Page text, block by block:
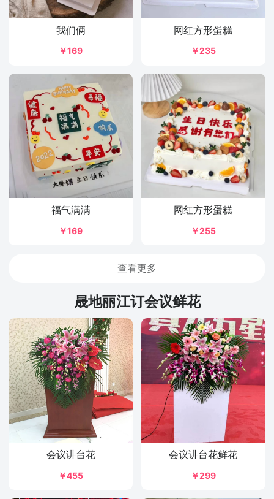
我们俩
￥169
网红方形蛋糕
￥235
福气满满
￥169
网红方形蛋糕
￥255
查看更多
晟地丽江订会议鲜花
会议讲台花
￥455
会议讲台花鲜花
￥299